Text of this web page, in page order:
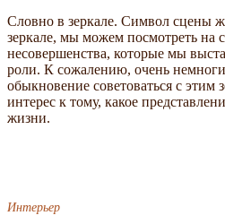
Словно в зеркале. Символ сцены
зеркале, мы можем посмотреть на
несовершенства, которые мы
роли. К сожалению, очень
обыкновение советоваться с этим
интерес к тому, какое
жизни.
Интерьер